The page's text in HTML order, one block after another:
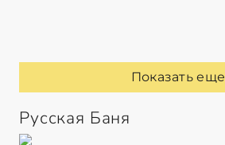
Показать еще
Русская Баня